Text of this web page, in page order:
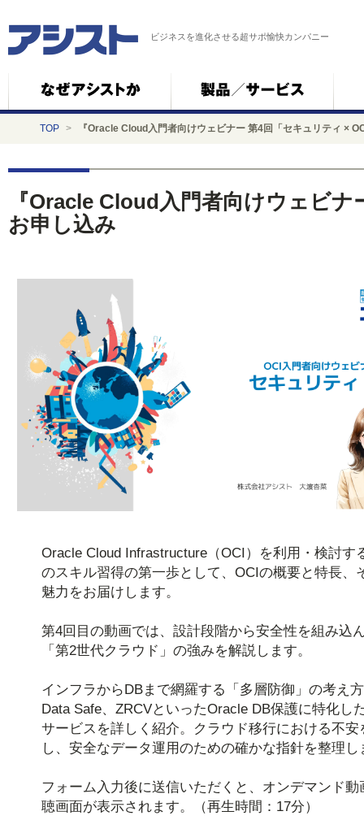
ビジネスを進化させる超サポ愉快カンパニー
TOP > 『Oracle Cloud入門者向けウェビナー 第4回「セキュリティ ×
『Oracle Cloud入門者向けウェビ
お申し込み
Oracle Cloud Infrastructure（OCI）を利用・検討す
のスキル習得の第一歩として、OCIの概要と特長、
魅力をお届けします。
第4回目の動画では、設計段階から安全性を組み込
「第2世代クラウド」の強みを解説します。
インフラからDBまで網羅する「多層防御」の考え
Data Safe、ZRCVといったOracle DB保護に特化し
サービスを詳しく紹介。クラウド移行における不安
し、安全なデータ運用のための確かな指針を整理し
フォーム入力後に送信いただくと、オンデマンド動
聴画面が表示されます。（再生時間：17分）